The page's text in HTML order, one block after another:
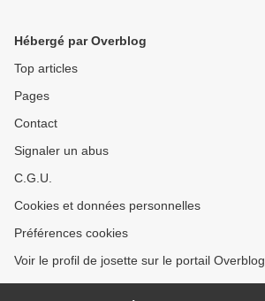
Hébergé par Overblog
Top articles
Pages
Contact
Signaler un abus
C.G.U.
Cookies et données personnelles
Préférences cookies
Voir le profil de josette sur le portail Overblog